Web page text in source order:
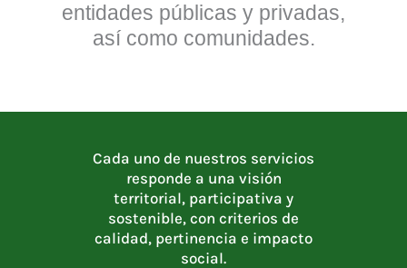
entidades públicas y privadas,
así como comunidades.
Cada uno de nuestros servicios
responde a una visión
territorial, participativa y
sostenible, con criterios de
calidad, pertinencia e impacto
social.